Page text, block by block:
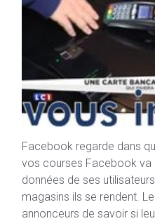
Facebook regarde dans
vos courses Facebook va
données de ses
magasins ils se rendent.
annonceurs de savoir si